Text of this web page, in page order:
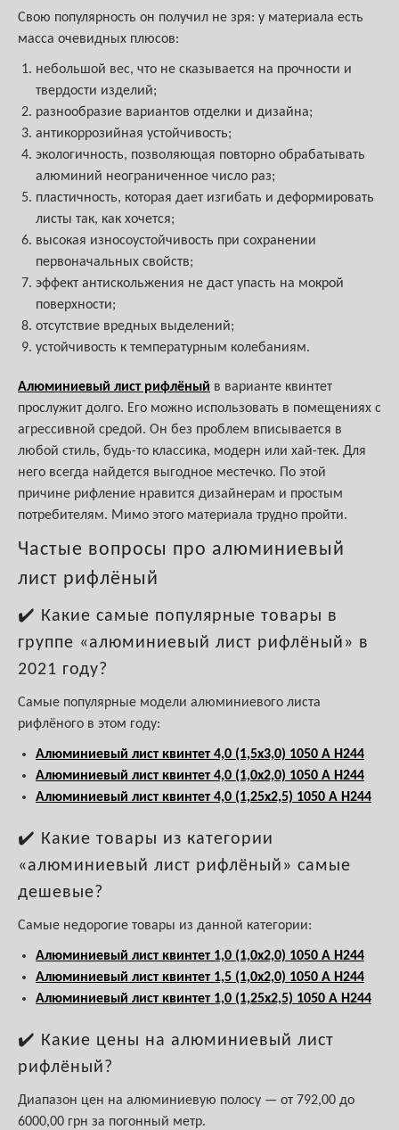
Свою популярность он получил не зря: у материала есть
масса очевидных плюсов:
небольшой вес, что не сказывается на прочности и
твердости изделий;
разнообразие вариантов отделки и дизайна;
антикоррозийная устойчивость;
экологичность, позволяющая повторно обрабатывать
алюминий неограниченное число раз;
пластичность, которая дает изгибать и деформировать
листы так, как хочется;
высокая износоустойчивость при сохранении
первоначальных свойств;
эффект антискольжения не даст упасть на мокрой
поверхности;
отсутствие вредных выделений;
устойчивость к температурным колебаниям.
Алюминиевый лист рифлёный в варианте квинтет
прослужит долго. Его можно использовать в помещениях с
агрессивной средой. Он без проблем вписывается в
любой стиль, будь-то классика, модерн или хай-тек. Для
него всегда найдется выгодное местечко. По этой
причине рифление нравится дизайнерам и простым
потребителям. Мимо этого материала трудно пройти.
Частые вопросы про алюминиевый
лист рифлёный
✔️ Какие самые популярные товары в
группе «алюминиевый лист рифлёный» в
2021 году?
Самые популярные модели алюминиевого листа
рифлёного в этом году:
Алюминиевый лист квинтет 4,0 (1,5х3,0) 1050 А Н244
Алюминиевый лист квинтет 4,0 (1,0х2,0) 1050 А Н244
Алюминиевый лист квинтет 4,0 (1,25х2,5) 1050 А Н244
✔️ Какие товары из категории
«алюминиевый лист рифлёный» самые
дешевые?
Самые недорогие товары из данной категории:
Алюминиевый лист квинтет 1,0 (1,0х2,0) 1050 А Н244
Алюминиевый лист квинтет 1,5 (1,0х2,0) 1050 А Н244
Алюминиевый лист квинтет 1,0 (1,25х2,5) 1050 А Н244
✔️ Какие цены на алюминиевый лист
рифлёный?
Диапазон цен на алюминиевую полосу — от 792,00 до
6000,00 грн за погонный метр.